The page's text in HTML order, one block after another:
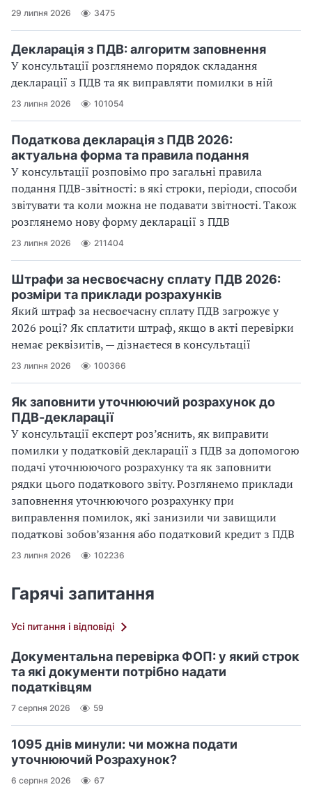
29 липня 2026 3475
Декларація з ПДВ: алгоритм заповнення
У консультації розглянемо порядок складання
декларації з ПДВ та як виправляти помилки в ній
23 липня 2026 101054
Податкова декларація з ПДВ 2026:
актуальна форма та правила подання
У консультації розповімо про загальні правила
подання ПДВ-звітності: в які строки, періоди, способи
звітувати та коли можна не подавати звітності. Також
розглянемо нову форму декларації з ПДВ
23 липня 2026 211404
Штрафи за несвоєчасну сплату ПДВ 2026:
розміри та приклади розрахунків
Який штраф за несвоєчасну сплату ПДВ загрожує у
2026 році? Як сплатити штраф, якщо в акті перевірки
немає реквізитів, — дізнаєтеся в консультації
23 липня 2026 100366
Як заповнити уточнюючий розрахунок до
ПДВ-декларації
У консультації експерт роз’яснить, як виправити
помилки у податковій декларації з ПДВ за допомогою
подачі уточнюючого розрахунку та як заповнити
рядки цього податкового звіту. Розглянемо приклади
заповнення уточнюючого розрахунку при
виправлення помилок, які занизили чи завищили
податкові зобов’язання або податковий кредит з ПДВ
23 липня 2026 102236
Гарячі запитання
Усі питання і відповіді
Документальна перевірка ФОП: у який строк
та які документи потрібно надати
податківцям
7 серпня 2026 59
1095 днів минули: чи можна подати
уточнюючий Розрахунок?
6 серпня 2026 67